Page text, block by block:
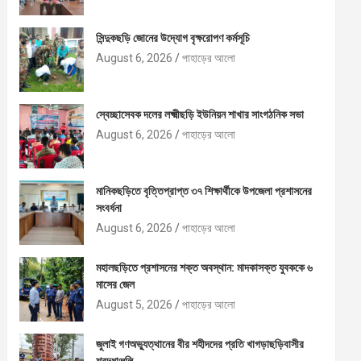
সিন্দুকছড়ি জোনের উদ্যোগ বৃক্ষরোপণ কর্মসূচি
August 6, 2026
পাহাড়ের আলো
স্বেচ্ছাসেবক দলের লক্ষ্মীছড়ি ইউনিয়ন শাখার সাংগঠনিক সভা
August 6, 2026
পাহাড়ের আলো
মানিকছড়িতে বৃত্তিপ্রাপ্ত ৩৭ শিক্ষার্থীকে উপজেলা প্রশাসনের
সংবর্ধনা
August 6, 2026
পাহাড়ের আলো
মহালছড়িতে প্রশাসনের শক্ত অবস্থান: মাদকাসক্ত যুবককে ৬
মাসের জেল
August 5, 2026
পাহাড়ের আলো
জুলাই গণঅভ্যুত্থানের বীর শহীদদের প্রতি খাগড়াছড়িবাসীর